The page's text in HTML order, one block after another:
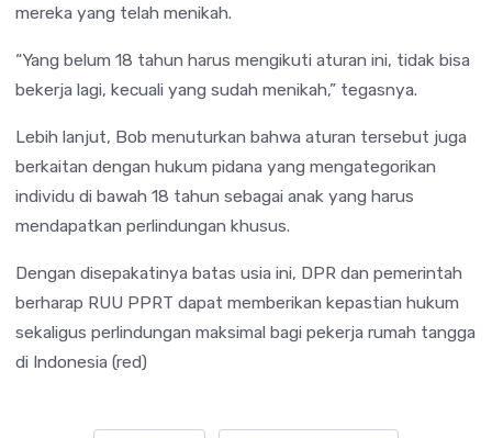
mereka yang telah menikah.
“Yang belum 18 tahun harus mengikuti aturan ini, tidak bisa
bekerja lagi, kecuali yang sudah menikah,” tegasnya.
Lebih lanjut, Bob menuturkan bahwa aturan tersebut juga
berkaitan dengan hukum pidana yang mengategorikan
individu di bawah 18 tahun sebagai anak yang harus
mendapatkan perlindungan khusus.
Dengan disepakatinya batas usia ini, DPR dan pemerintah
berharap RUU PPRT dapat memberikan kepastian hukum
sekaligus perlindungan maksimal bagi pekerja rumah tangga
di Indonesia (red)